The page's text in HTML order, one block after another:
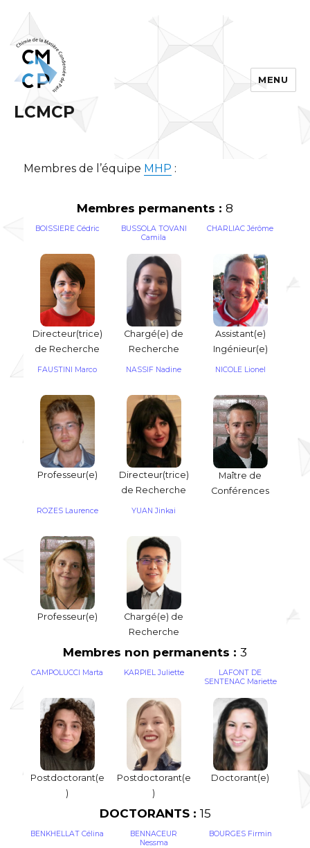
LCMCP
MENU
Membres de l’équipe MHP :
Membres permanents : 8
BOISSIERE Cédric
Directeur(trice)
de Recherche
BUSSOLA TOVANI
Camila
Chargé(e) de
Recherche
CHARLIAC Jérôme
Assistant(e)
Ingénieur(e)
FAUSTINI Marco
Professeur(e)
NASSIF Nadine
Directeur(trice)
de Recherche
NICOLE Lionel
Maître de
Conférences
ROZES Laurence
Professeur(e)
YUAN Jinkai
Chargé(e) de
Recherche
Membres non permanents : 3
CAMPOLUCCI Marta
Postdoctorant(e
)
KARPIEL Juliette
Postdoctorant(e
)
LAFONT DE
SENTENAC Mariette
Doctorant(e)
DOCTORANTS : 15
BENKHELLAT Célina
BENNACEUR
Nessma
BOURGES Firmin